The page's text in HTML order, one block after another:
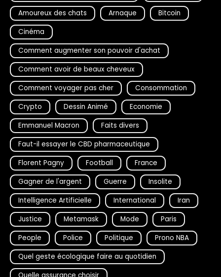
Amoureux des chats
Arnaque
Bitcoin
Cinéma
Comment augmenter son pouvoir d'achat
Comment avoir de beaux cheveux
Comment voyager pas cher
Consommation
Crypto
Dessin Animé
Economie
Emmanuel Macron
Faits divers
Faut-il essayer le CBD pharmaceutique
Florent Pagny
Football
France
Gagner de l'argent
Guerre
Insolite
Intelligence Artificielle
International
Iran
Justice
Metamask Mode
Paris
People
Police Politique
Prono NBA
Quel geste écologique faire au quotidien